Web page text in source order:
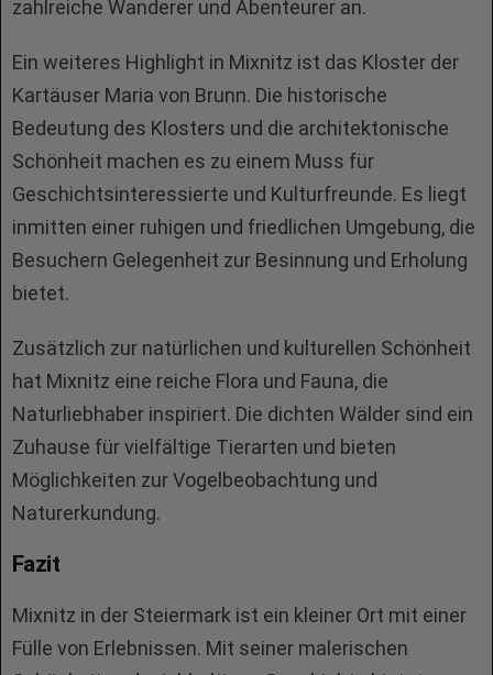
zahlreiche Wanderer und Abenteurer an.
Ein weiteres Highlight in Mixnitz ist das Kloster der
Kartäuser Maria von Brunn. Die historische
Bedeutung des Klosters und die architektonische
Schönheit machen es zu einem Muss für
Geschichtsinteressierte und Kulturfreunde. Es liegt
inmitten einer ruhigen und friedlichen Umgebung, die
Besuchern Gelegenheit zur Besinnung und Erholung
bietet.
Zusätzlich zur natürlichen und kulturellen Schönheit
hat Mixnitz eine reiche Flora und Fauna, die
Naturliebhaber inspiriert. Die dichten Wälder sind ein
Zuhause für vielfältige Tierarten und bieten
Möglichkeiten zur Vogelbeobachtung und
Naturerkundung.
Fazit
Mixnitz in der Steiermark ist ein kleiner Ort mit einer
Fülle von Erlebnissen. Mit seiner malerischen